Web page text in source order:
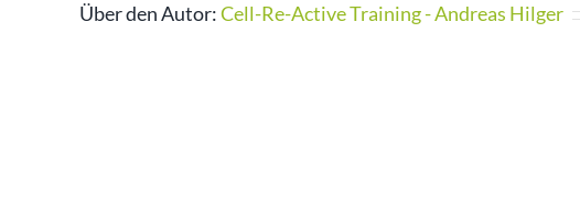
Über den Autor:Cell-Re-Active Training - Andreas Hilger